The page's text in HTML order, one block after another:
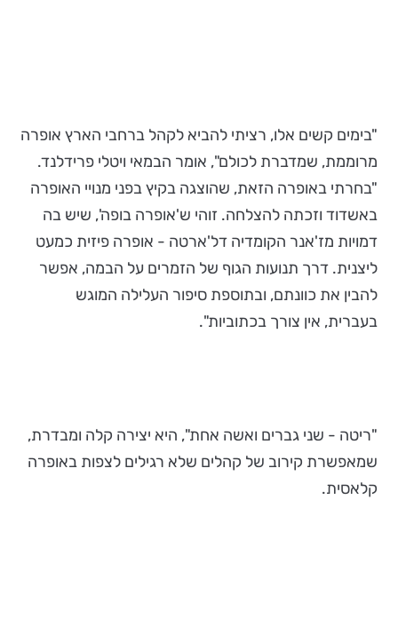
"בימים קשים אלו, רציתי להביא לקהל ברחבי הארץ אופרה
מרוממת, שמדברת לכולם", אומר הבמאי ויטלי פרידלנד.
"בחרתי באופרה הזאת, שהוצגה בקיץ בפני מנויי האופרה
באשדוד וזכתה להצלחה. זוהי ש'אופרה בופה', שיש בה
דמויות מז'אנר הקומדיה דל'ארטה - אופרה פיזית כמעט
ליצנית. דרך תנועות הגוף של הזמרים על הבמה, אפשר
להבין את כוונתם, ובתוספת סיפור העלילה המוגש
בעברית, אין צורך בכתוביות".
"ריטה - שני גברים ואשה אחת", היא יצירה קלה ומבדרת,
שמאפשרת קירוב של קהלים שלא רגילים לצפות באופרה
קלאסית.